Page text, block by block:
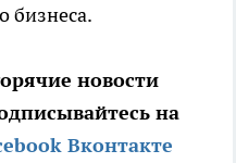
бизнеса.
новости
на
Вконтакте